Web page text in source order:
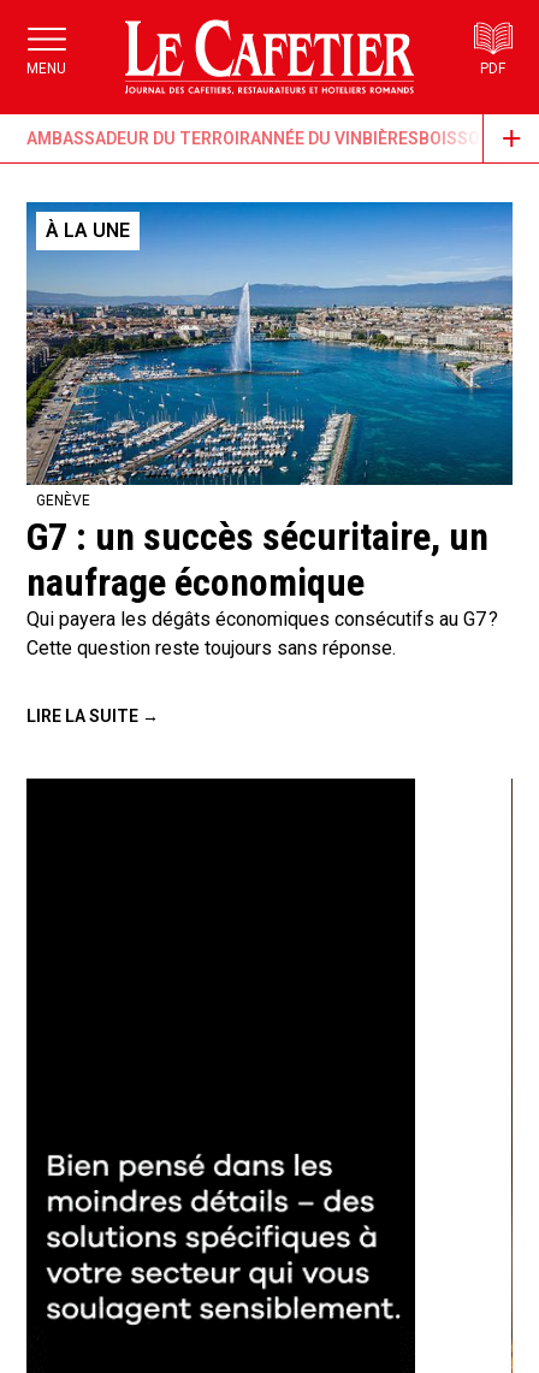
MENU PDF
AMBASSADEUR DU TERROIRANNÉE DU VIN BIÈRESBOISSONS &
À LA UNE
GENÈVE
G7 : un succès sécuritaire, un
naufrage économique
Qui payera les dégâts économiques consécutifs au G7 ?
Cette question reste toujours sans réponse.
LIRE LA SUITE →